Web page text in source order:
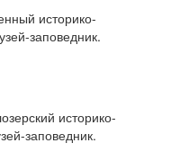
историко-
заповедник.
историко-
заповедник.